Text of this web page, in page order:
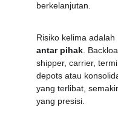
berkelanjutan.
Risiko kelima adalah
antar pihak .
shipper, carrier,
depots atau
yang terlibat,
yang presisi.